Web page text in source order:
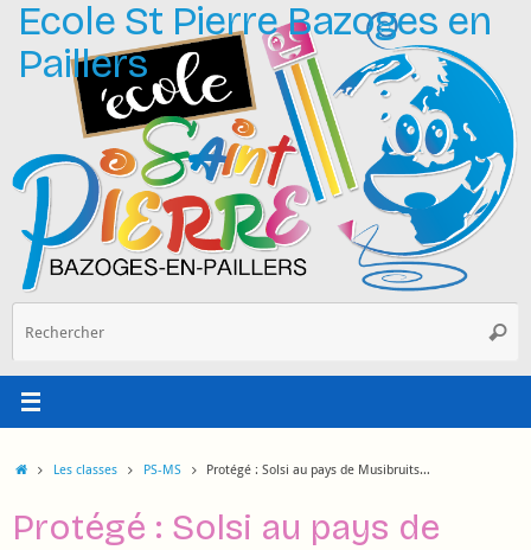
Passer
contenu
Ecole St Pierre Bazoges en
Paillers
AccueilLes classes PS-MS Protégé : Solsi au pays de Musibruits…
Protégé : Solsi au pays de